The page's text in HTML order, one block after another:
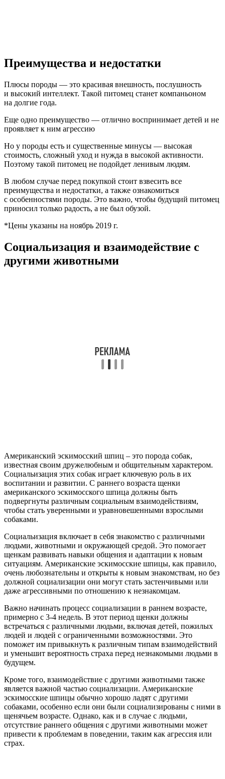
Преимущества и недостатки
Плюсы породы — это красивая внешность, послушность
и высокий интеллект. Такой питомец станет компаньоном
на долгие года.
Еще одно преимущество — отлично воспринимает детей и не
проявляет к ним агрессию
Но у породы есть и существенные минусы — высокая
стоимость, сложный уход и нужда в высокой активности.
Поэтому такой питомец не подойдет ленивым людям.
В любом случае перед покупкой стоит взвесить все
преимущества и недостатки, а также ознакомиться
с особенностями породы. Это важно, чтобы будущий питомец
приносил только радость, а не был обузой.
*Цены указаны на ноябрь 2019 г.
Социальизация и взаимодействие с
другими животными
Американский эскимосский шпиц – это порода собак,
известная своим дружелюбным и общительным характером.
Социальизация этих собак играет ключевую роль в их
воспитании и развитии. С раннего возраста щенки
американского эскимосского шпица должны быть
подвергнуты различным социальным взаимодействиям,
чтобы стать уверенными и уравновешенными взрослыми
собаками.
Социальизация включает в себя знакомство с различными
людьми, животными и окружающей средой. Это помогает
щенкам развивать навыки общения и адаптации к новым
ситуациям. Американские эскимосские шпицы, как правило,
очень любознательны и открыты к новым знакомствам, но без
должной социализации они могут стать застенчивыми или
даже агрессивными по отношению к незнакомцам.
Важно начинать процесс социализации в раннем возрасте,
примерно с 3-4 недель. В этот период щенки должны
встречаться с различными людьми, включая детей, пожилых
людей и людей с ограниченными возможностями. Это
поможет им привыкнуть к различным типам взаимодействий
и уменьшит вероятность страха перед незнакомыми людьми в
будущем.
Кроме того, взаимодействие с другими животными также
является важной частью социализации. Американские
эскимосские шпицы обычно хорошо ладят с другими
собаками, особенно если они были социализированы с ними в
щенячьем возрасте. Однако, как и в случае с людьми,
отсутствие раннего общения с другими животными может
привести к проблемам в поведении, таким как агрессия или
страх.